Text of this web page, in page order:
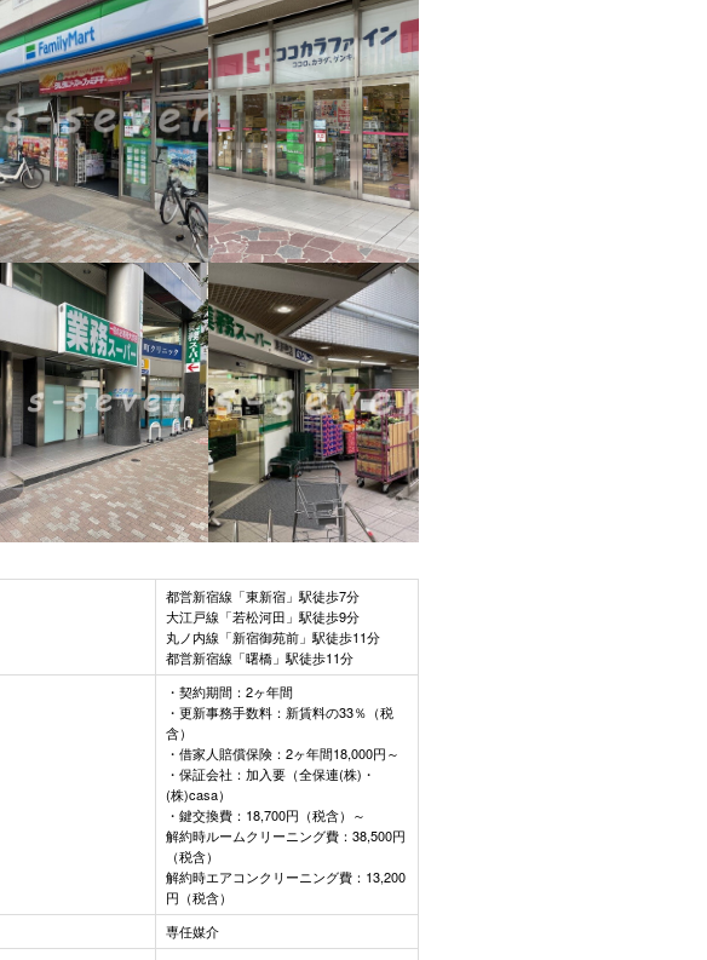
都営新宿線「東新宿」駅徒歩7分
大江戸線「若松河田」駅徒歩9分
丸ノ内線「新宿御苑前」駅徒歩11分
都営新宿線「曙橋」駅徒歩11分
・契約期間：2ヶ年間
・更新事務手数料：新賃料の33％（税
含）
・借家人賠償保険：2ヶ年間18,000円～
・保証会社：加入要（全保連(株)・
(株)casa）
・鍵交換費：18,700円（税含）～
解約時ルームクリーニング費：38,500円
（税含）
解約時エアコンクリーニング費：13,200
円（税含）
専任媒介